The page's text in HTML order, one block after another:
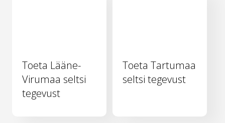
Toeta Lääne-
Virumaa seltsi
tegevust
Toeta Tartumaa
seltsi tegevust